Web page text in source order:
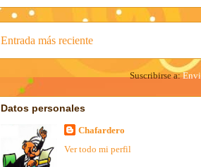
Entrada más reciente
Suscribirse a:
Datos personales
Chafardero
Ver todo mi perfil